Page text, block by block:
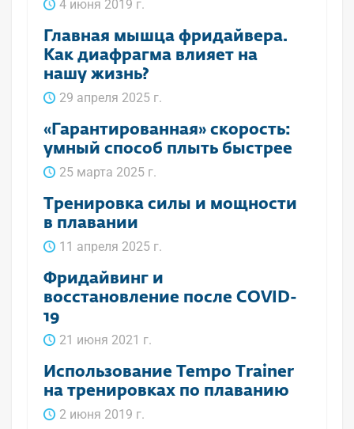
4 июня 2019 г.
Главная мышца фридайвера.
Как диафрагма влияет на
нашу жизнь?
29 апреля 2025 г.
«Гарантированная» скорость:
умный способ плыть быстрее
25 марта 2025 г.
Тренировка силы и мощности
в плавании
11 апреля 2025 г.
Фридайвинг и
восстановление после COVID-
19
21 июня 2021 г.
Использование Tempo Trainer
на тренировках по плаванию
2 июня 2019 г.